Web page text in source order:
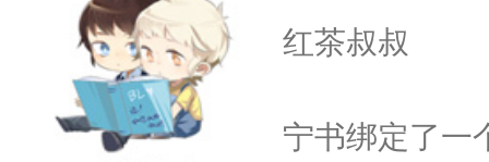
红茶叔叔
宁书绑定了一